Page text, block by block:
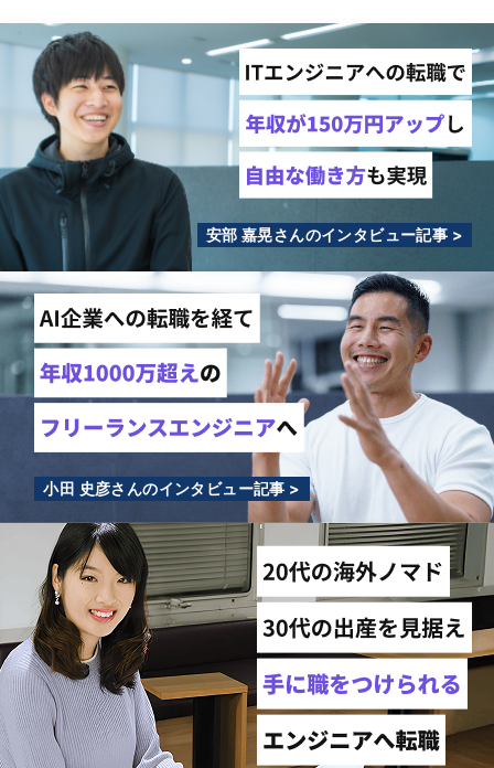
安部 嘉晃さんのインタビュー記事 >
小田 史彦さんのインタビュー記事 >